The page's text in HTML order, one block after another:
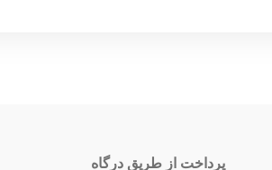
پرداخت از طریق درگاه